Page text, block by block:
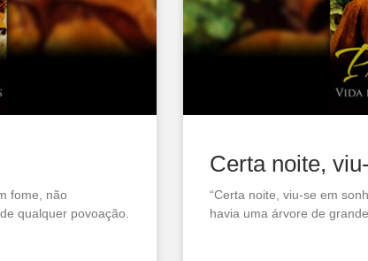
fome, não
qualquer povoação.
Certa noite,
“Certa noite, viu-se em
havia uma árvore de